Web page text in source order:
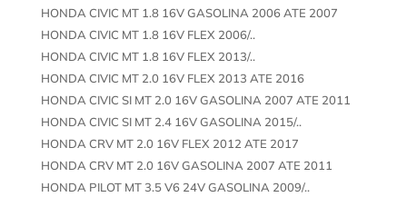
HONDA CIVIC MT 1.8 16V GASOLINA 2006 ATE 2007
HONDA CIVIC MT 1.8 16V FLEX 2006/..
HONDA CIVIC MT 1.8 16V FLEX 2013/..
HONDA CIVIC MT 2.0 16V FLEX 2013 ATE 2016
HONDA CIVIC SI MT 2.0 16V GASOLINA 2007 ATE 2011
HONDA CIVIC SI MT 2.4 16V GASOLINA 2015/..
HONDA CRV MT 2.0 16V FLEX 2012 ATE 2017
HONDA CRV MT 2.0 16V GASOLINA 2007 ATE 2011
HONDA PILOT MT 3.5 V6 24V GASOLINA 2009/..